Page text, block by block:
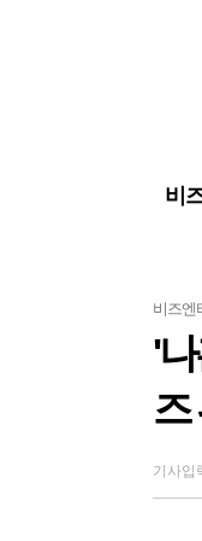
비
비즈엔
'
즈
기사입